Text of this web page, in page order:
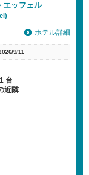
エッフェル
ホテル詳細
9/11
台
近隣